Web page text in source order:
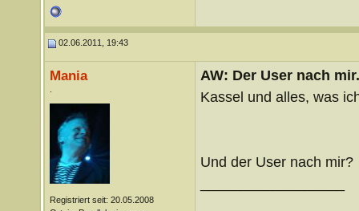
02.06.2011, 19:43
Mania
Registriert seit: 20.05.2008
AW: Der User nach
Kassel und alles, was
Und der User nach mir?